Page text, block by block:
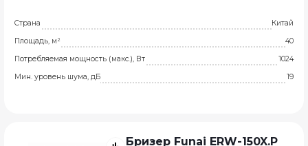
Страна
Китай
Площадь, м²
40
Потребляемая мощность (макс.), Вт
1024
Мин. уровень шума, дБ
19
Бризер Funai ERW-150X.P